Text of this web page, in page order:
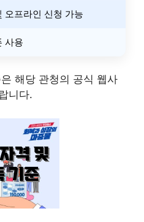
오프라인 신청 가능
사용
해당 관청의 공식 웹사
니다.